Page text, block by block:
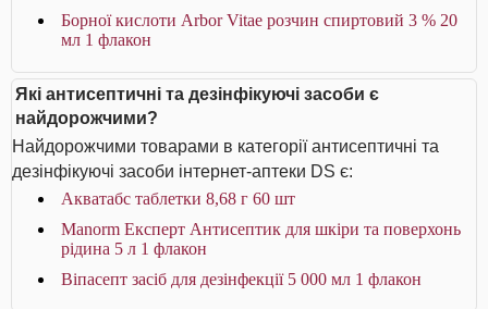
Борної кислоти Arbor Vitae розчин спиртовий 3 % 20
мл 1 флакон
Які антисептичні та дезінфікуючі засоби є
найдорожчими?
Найдорожчими товарами в категорії антисептичні та
дезінфікуючі засоби інтернет-аптеки DS є:
Акватабс таблетки 8,68 г 60 шт
Manorm Експерт Антисептик для шкіри та поверхонь
рідина 5 л 1 флакон
Віпасепт засіб для дезінфекції 5 000 мл 1 флакон